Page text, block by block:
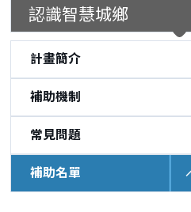
認識智慧城鄉
計畫簡介
補助機制
常見問題
補助名單